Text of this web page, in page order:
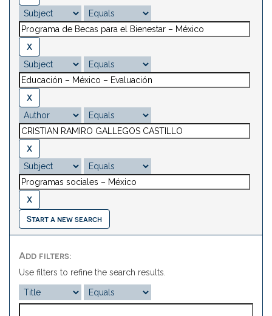
Start a new search
Add filters:
Use filters to refine the search results.